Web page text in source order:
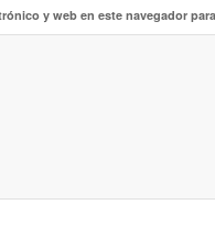
y web en este navegador